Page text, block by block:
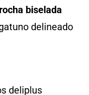
biselada
delineado